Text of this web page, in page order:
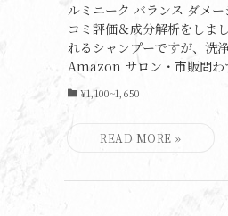
ルミニーク バランス ダメ
コミ評価＆成分解析をしま
れるシャンプーですが、洗
Amazon サロン・市販問わ
¥1,100~1,650